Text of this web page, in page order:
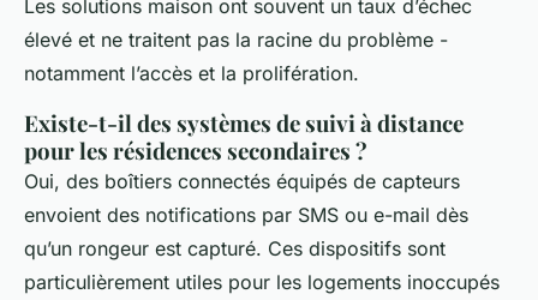
Les solutions maison ont souvent un taux d’échec
élevé et ne traitent pas la racine du problème -
notamment l’accès et la prolifération.
Existe-t-il des systèmes de suivi à distance
pour les résidences secondaires ?
Oui, des boîtiers connectés équipés de capteurs
envoient des notifications par SMS ou e-mail dès
qu’un rongeur est capturé. Ces dispositifs sont
particulièrement utiles pour les logements inoccupés